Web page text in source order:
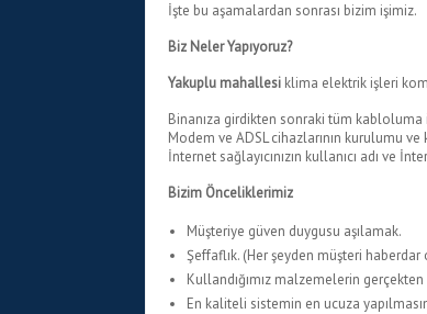
İşte bu aşamalardan sonrası bizim işimiz.
Biz Neler Yapıyoruz?
Yakuplu mahallesi klima elektrik işleri
Binanıza girdikten sonraki tüm
Modem ve ADSL cihazlarının kurulumu
İnternet sağlayıcınızın kullanıcı adı ve
Bizim Önceliklerimiz
Müşteriye güven duygusu aşılamak.
Şeffaflık. (Her şeyden müşteri haberdar
Kullandığımız malzemelerin gerçekten
En kaliteli sistemin en ucuza